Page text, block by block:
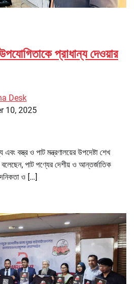
প্রাধান্য দেওয়ার
Desk
10, 2025
ও পাট মন্ত্রণালয়ের উপদেষ্টা শেখ
বলেছেন, পাট পণ্যের দেশীয় ও আন্তর্জাতিক
ও […]